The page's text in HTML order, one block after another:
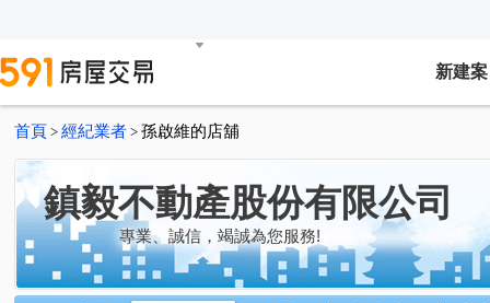
新建案
首頁 > 經紀業者 > 孫啟維的店舖
鎮毅不動產股份有限公司
專業、誠信，竭誠為您服務!